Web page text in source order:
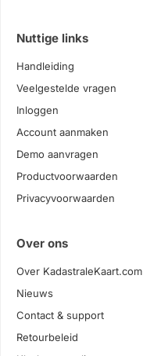
Nuttige links
Handleiding
Veelgestelde vragen
Inloggen
Account aanmaken
Demo aanvragen
Productvoorwaarden
Privacyvoorwaarden
Over ons
Over KadastraleKaart.com
Nieuws
Contact & support
Retourbeleid